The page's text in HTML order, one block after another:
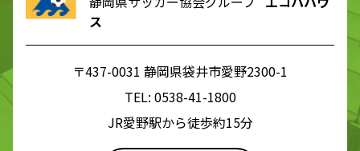
ス
〒437-0031 静岡県袋井市愛野2300-1
TEL: 0538-41-1800
JR愛野駅から徒歩約15分